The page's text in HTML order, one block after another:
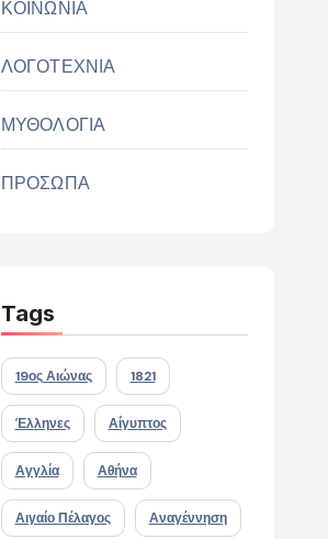
ΚΟΙΝΩΝΙΑ
ΛΟΓΟΤΕΧΝΙΑ
ΜΥΘΟΛΟΓΙΑ
ΠΡΟΣΩΠΑ
Tags
19ος Αιώνας 1821
Έλληνες Αίγυπτος
Αγγλία Αθήνα
Αιγαίο Πέλαγος Αναγέννηση